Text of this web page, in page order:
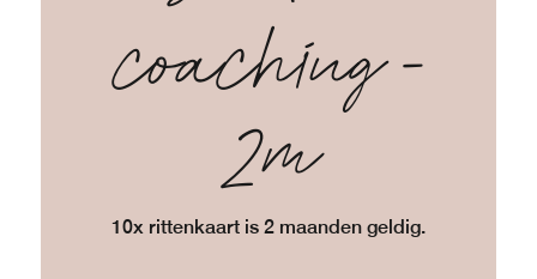
coaching -
2m
10x rittenkaart is 2 maanden geldig.